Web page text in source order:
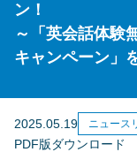
ン！
～「英会話体験
キャンペーン」
2025.05.19 ニュース
PDF版ダウンロード